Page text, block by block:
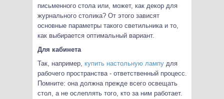
письменного стола или, может, как декор для
журнального столика? От этого зависят
основные параметры такого светильника и то,
как выбирается оптимальный вариант.
Для кабинета
Так, например, купить настольную лампу для
рабочего пространства - ответственный процесс.
Помните: она должна прежде всего освещать
стол, а не ослеплять того, кто за ним работает.